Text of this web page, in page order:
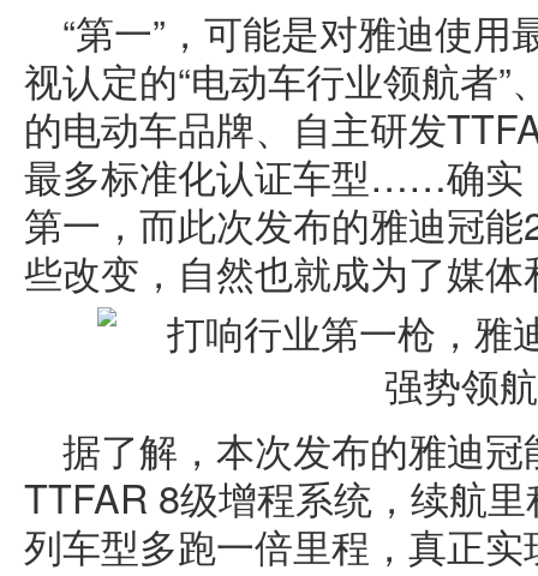
“第一”，可能是对雅迪使
视认定的“电动车行业领航者
的电动车品牌、自主研发
最多标准化认证车型……确实
第一，而此次发布的雅迪冠
些改变，自然也就成为了媒
据了解，本次发布的雅迪
TTFAR 8级增程系统，续航
列车型多跑一倍里程，真正实